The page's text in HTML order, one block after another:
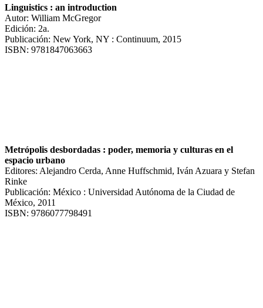
Linguistics : an introduction
Autor: William McGregor
Edición: 2a.
Publicación: New York, NY : Continuum, 2015
ISBN: 9781847063663
Metrópolis desbordadas : poder, memoria y culturas en el
espacio urbano
Editores: Alejandro Cerda, Anne Huffschmid, Iván Azuara y Stefan
Rinke
Publicación: México : Universidad Autónoma de la Ciudad de
México, 2011
ISBN: 9786077798491